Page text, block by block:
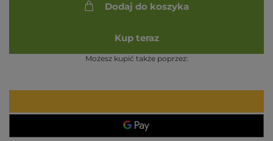
Dodaj do koszyka
Kup teraz
Możesz kupić także poprzez: